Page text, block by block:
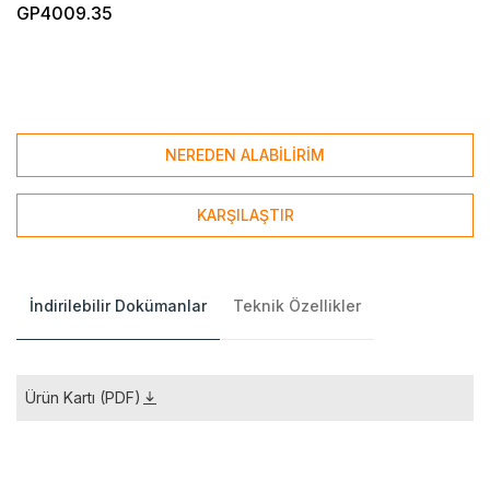
GP4009.35
NEREDEN ALABİLİRİM
KARŞILAŞTIR
İndirilebilir Dokümanlar Teknik Özellikler
Ürün Kartı (PDF)